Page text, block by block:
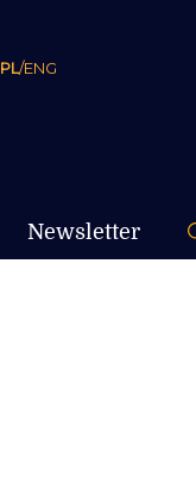
PL/ENG
Newsletter